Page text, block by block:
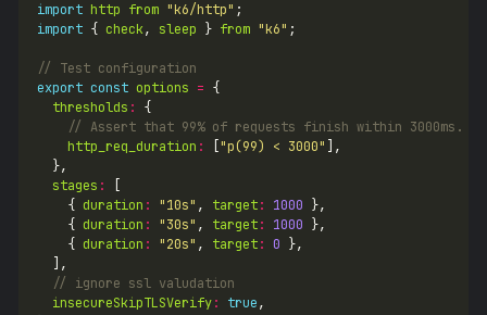
import http from "k6/http"
import { check, sleep } from "k6"
export const options =
{
thresholds :
{
http_req_duration : ["p(99) < 3000"
stages :
    {
duration : "10s" , target: 1000
    {
duration : "30s" , target: 1000
    {
duration : "20s" , target: 0
insecureSkipTLSVerify: true